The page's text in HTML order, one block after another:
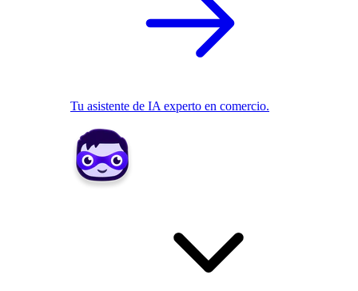
Tu asistente de IA experto en comercio.